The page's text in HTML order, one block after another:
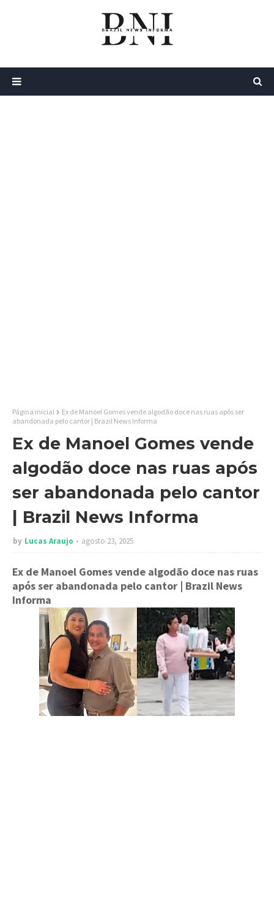
Página inicial
Ex de Manoel Gomes vende algodão doce nas ruas após ser
abandonada pelo cantor | Brazil News Informa
Ex de Manoel Gomes vende
algodão doce nas ruas após
ser abandonada pelo cantor
| Brazil News Informa
by Lucas Araujo agosto 23, 2025
Ex de Manoel Gomes vende algodão doce nas ruas
após ser abandonada pelo cantor | Brazil News
Informa